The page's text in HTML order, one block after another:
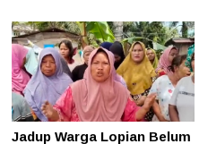
Jadup Warga Lopian Belum